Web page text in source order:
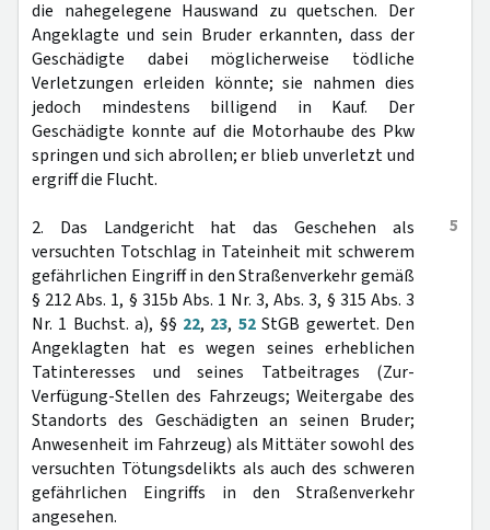
die nahegelegene Hauswand zu quetschen. Der
Angeklagte und sein Bruder erkannten, dass der
Geschädigte dabei möglicherweise tödliche
Verletzungen erleiden könnte; sie nahmen dies
jedoch mindestens billigend in Kauf. Der
Geschädigte konnte auf die Motorhaube des Pkw
springen und sich abrollen; er blieb unverletzt und
ergriff die Flucht.
5
2. Das Landgericht hat das Geschehen als
versuchten Totschlag in Tateinheit mit schwerem
gefährlichen Eingriff in den Straßenverkehr gemäß
§ 212 Abs. 1, § 315b Abs. 1 Nr. 3, Abs. 3, § 315 Abs. 3
Nr. 1 Buchst. a), §§ 22, 23, 52StGB gewertet. Den
Angeklagten hat es wegen seines erheblichen
Tatinteresses und seines Tatbeitrages (Zur-
Verfügung-Stellen des Fahrzeugs; Weitergabe des
Standorts des Geschädigten an seinen Bruder;
Anwesenheit im Fahrzeug) als Mittäter sowohl des
versuchten Tötungsdelikts als auch des schweren
gefährlichen Eingriffs in den Straßenverkehr
angesehen.